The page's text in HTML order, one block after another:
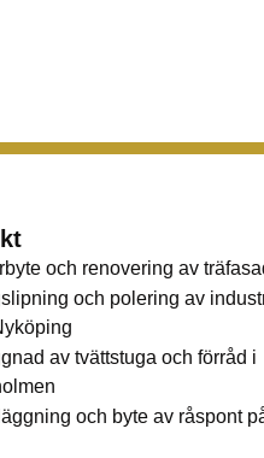
och renovering av
och polering av
av tvättstuga och förråd i
och byte av råspont